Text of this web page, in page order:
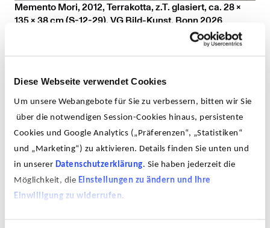
Diese Webseite verwendet Cookies
Um unsere Webangebote für Sie zu verbessern, bitten wir Sie
über die notwendigen Session-Cookies hinaus, persistente
Cookies und Google Analytics („Präferenzen“, „Statistiken“
und „Marketing“) zu aktivieren. Details finden Sie unten und
in unserer Datenschutzerklärung. Sie haben jederzeit die
Möglichkeit, die Einstellungen zu ändern und Ihre
Einwilligung zu widerrufen.
Memento Mori, 2012, Terrakotta, z.T. glasiert, ca. 28 x
135 x 38 cm (S-12-29), VG Bild-Kunst, Bonn 2026
Dies verkörpert ihre große Tonskulptur „Memento Mori“
– ein Mischwesen zwischen menschlicher Figur und
muschelartiger Kreatur. Wie ein Medium scheint diese
Figur den künstlerischen Kosmos von Leiko Ikemura
herauszubilden, ja, körperlich zu binden: Das
Wesenhafte, das Landschaftliche, das Elementare, das
Filigrane und das Grobe, das Wachen und das Schlafen
– alles schwingt in dieser Skulptur mit. Die Öffnungen